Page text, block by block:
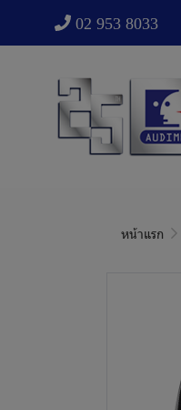
02 953 8033
หน้าแรก